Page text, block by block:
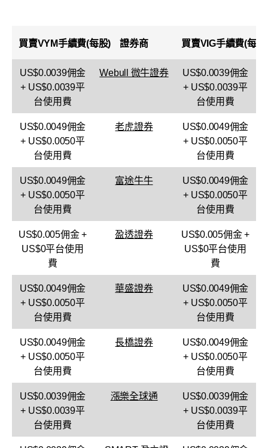
買賣VYM手續費(每股) 證券商 買賣VIG手續費(每股
US$0.0039佣金
+ US$0.0039平
台使用費
Webull 微牛證券
US$0.0039佣金
+ US$0.0039平
台使用費
US$0.0049佣金
+ US$0.0050平
台使用費
老虎證券
US$0.0049佣金
+ US$0.0050平
台使用費
US$0.0049佣金
+ US$0.0050平
台使用費
富途牛牛
US$0.0049佣金
+ US$0.0050平
台使用費
US$0.005佣金 +
US$0平台使用
費
盈透證券
US$0.005佣金 +
US$0平台使用
費
US$0.0049佣金
+ US$0.0050平
台使用費
華盛證券
US$0.0049佣金
+ US$0.0050平
台使用費
US$0.0049佣金
+ US$0.0050平
台使用費
長橋證券
US$0.0049佣金
+ US$0.0050平
台使用費
US$0.0039佣金
+ US$0.0039平
台使用費
漲樂全球通
US$0.0039佣金
+ US$0.0039平
台使用費